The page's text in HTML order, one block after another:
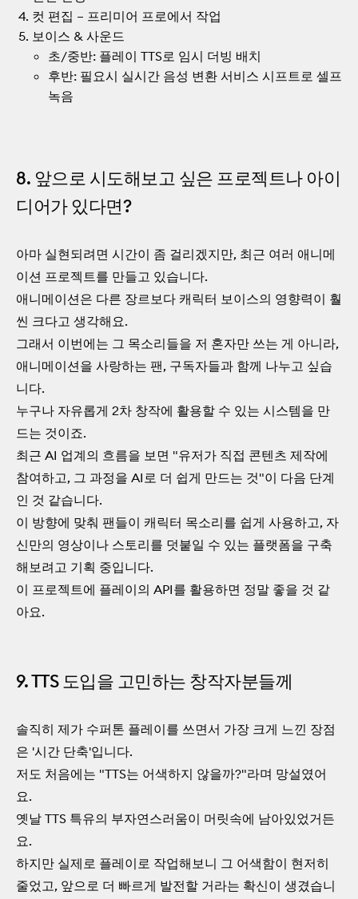
컷 편집 – 프리미어 프로에서 작업
보이스 & 사운드
초/중반: 플레이 TTS로 임시 더빙 배치
후반: 필요시 실시간 음성 변환 서비스 시프트로 셀프
녹음
8. 앞으로 시도해보고 싶은 프로젝트나 아이
디어가 있다면?
아마 실현되려면 시간이 좀 걸리겠지만, 최근 여러 애니메
이션 프로젝트를 만들고 있습니다.
애니메이션은 다른 장르보다 캐릭터 보이스의 영향력이 훨
씬 크다고 생각해요.
그래서 이번에는 그 목소리들을 저 혼자만 쓰는 게 아니라,
애니메이션을 사랑하는 팬, 구독자들과 함께 나누고 싶습
니다.
누구나 자유롭게 2차 창작에 활용할 수 있는 시스템을 만
드는 것이죠.
최근 AI 업계의 흐름을 보면 "유저가 직접 콘텐츠 제작에
참여하고, 그 과정을 AI로 더 쉽게 만드는 것"이 다음 단계
인 것 같습니다.
이 방향에 맞춰 팬들이 캐릭터 목소리를 쉽게 사용하고, 자
신만의 영상이나 스토리를 덧붙일 수 있는 플랫폼을 구축
해보려고 기획 중입니다.
이 프로젝트에 플레이의 API를 활용하면 정말 좋을 것 같
아요.
9. TTS 도입을 고민하는 창작자분들께
솔직히 제가 수퍼톤 플레이를 쓰면서 가장 크게 느낀 장점
은 '시간 단축'입니다.
저도 처음에는 "TTS는 어색하지 않을까?"라며 망설였어
요.
옛날 TTS 특유의 부자연스러움이 머릿속에 남아있었거든
요.
하지만 실제로 플레이로 작업해보니 그 어색함이 현저히
줄었고, 앞으로 더 빠르게 발전할 거라는 확신이 생겼습니